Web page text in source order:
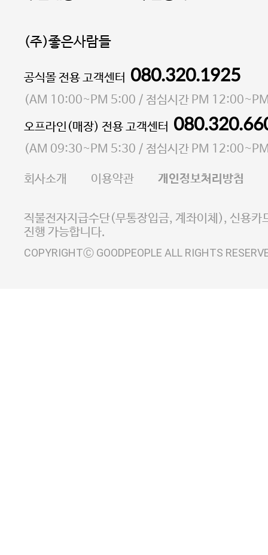
(주)좋은사람들
대표 이성현,박영환| 개인정보관리책임자 김상현
소재지 서울특별시 마포구 마포대로4다길 41 마포
통신판매업 신고번호 2023-서울마포-3931호
사업자등록번호 105-81-58242
E-MAIL goodpeople@gpin.co.kr
사업자정보확인
이니시스 에스크로 서비
공식몰 전용 고객센터 080.320.1925
(AM 10:00~PM 5:00 / 점심시간 PM
오프라인(매장) 전용 고객센터
(AM 09:30~PM 5:30 / 점심시간 PM
회사소개 이용약관 개인정보처리방침
직불전자지급수단(무통장입금, 계좌이체), 신용카
진행 가능합니다.
COPYRIGHTⒸ GOODPEOPLE ALL RIGHTS